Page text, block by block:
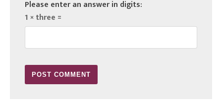
Please enter an answer in digits:
1 × three =